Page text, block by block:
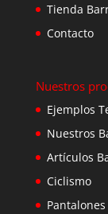
Tienda
Contacto
Nuestros
Ejemplos
Nuestros
Artículos
Ciclismo
Pantalones